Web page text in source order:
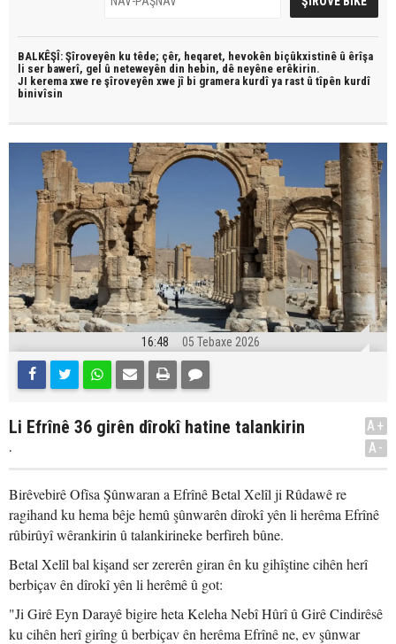
BALKÊŞÎ: Şîroveyên ku têde; çêr, heqaret, hevokên biçûkxistinê û êrîşa
li ser bawerî, gel û neteweyên din hebin, dê neyêne erêkirin.
JI kerema xwe re şîroveyên xwe jî bi gramera kurdî ya rast û tîpên kurdî
binivîsin
16:48 05 Tebaxe 2026
Li Efrînê 36 girên dîrokî hatine talankirin
.
A+
A-
Birêvebirê Ofîsa Şûnwaran a Efrînê Betal Xelîl ji Rûdawê re
ragihand ku hema bêje hemû şûnwarên dîrokî yên li herêma Efrînê
rûbirûyî wêrankirin û talankirineke berfireh bûne.
Betal Xelîl bal kişand ser zererên giran ên ku gihîştine cihên herî
berbiçav ên dîrokî yên li herêmê û got:
"Ji Girê Eyn Darayê bigire heta Keleha Nebî Hûrî û Girê Cindirêsê
ku cihên herî girîng û berbiçav ên herêma Efrînê ne, ev şûnwar